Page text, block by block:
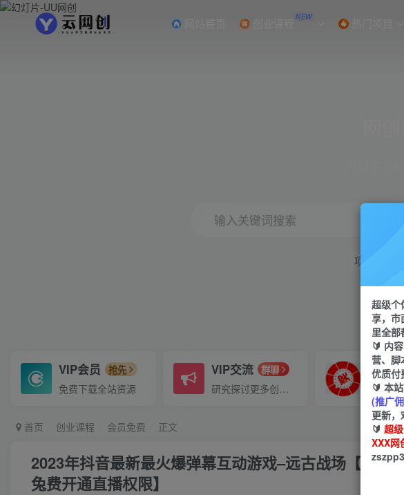
创业课程 NEW 热门项目
输入关键词搜索
项目
VIP会员 抢先
免费下载全站资源
VIP交流 群聊
研究探讨更多创业项目路子。 会员专
首页 创业课程 会员免费 正文
2023年抖音最新最火爆弹幕互动游戏–远古战场【软件
兔费开通直播权限】
超级个
享，市
里全部
🔰 内
营、脚
优质付
🔰 本
(推广
更新，
🔰 超
XXX网